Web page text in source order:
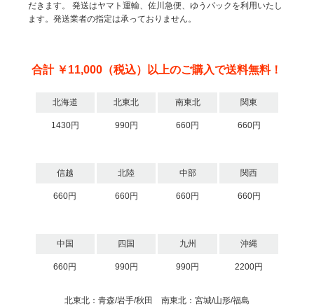
だきます。
発送はヤマト運輸、佐川急便、ゆうパックを利用いたし
ます。発送業者の指定は承っておりません。
合計 ￥11,000（税込）以上のご購入で送料無料！
北海道 北東北 南東北 関東
1430円 990円 660円 660円
信越 北陸 中部 関西
660円 660円 660円 660円
中国 四国 九州 沖縄
660円 990円 990円 2200円
北東北：青森/岩手/秋田 南東北：宮城/山形/福島